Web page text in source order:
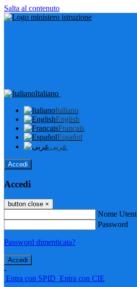
Salta al contenuto
Italiano
Italiano
English
Français
Español
عربى
Accedi
Accedi
button close ×
Nome
Password
Password dimenticata?
-
Entra con SPID Entra con CIE